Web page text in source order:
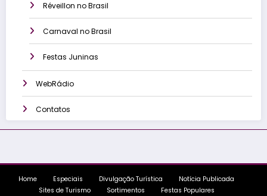
Réveillon no Brasil
Carnaval no Brasil
Festas Juninas
WebRádio
Contatos
Home Especiais Divulgação Turística
Notícia Publicada
Sites de Turismo
Sortimentos Festas Populares